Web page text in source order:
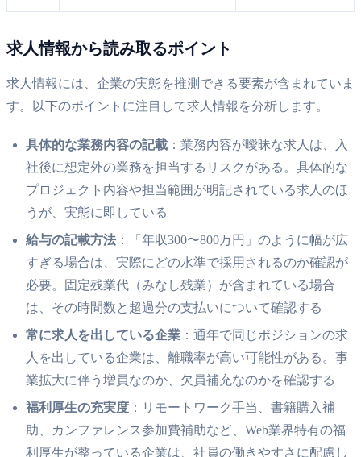
求人情報から読み取るポイント
求人情報には、企業の実態を推測できる要素が含まれていま
す。以下のポイントに注目して求人情報を分析します。
具体的な業務内容の記載 ：業務内容が曖昧な求人は、入
社後に想定外の業務を担当するリスクがある。具体的な
プロジェクト内容や担当範囲が明記されている求人のほ
うが、実態に即している
給与の記載方法 ：「年収300〜800万円」のように幅が広
すぎる場合は、実際にどの水準で採用されるのか確認が
必要。固定残業代（みなし残業）が含まれている場合
は、その時間数と超過分の支払いについて確認する
常に求人を出している企業 ：通年で同じポジションの求
人を出している企業は、離職率が高い可能性がある。事
業拡大に伴う増員なのか、欠員補充なのかを確認する
福利厚生の充実度 ：リモートワーク手当、書籍購入補
助、カンファレンス参加費補助など、Web業界特有の福
利厚生が整っている企業は、社員の働きやすさに配慮し